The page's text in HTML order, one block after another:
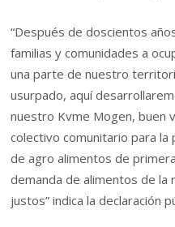
“Después de doscientos
familias y comunidades a
una parte de nuestro
usurpado, aquí
nuestro Kvme Mogen, buen
colectivo comunitario para la
de agro alimentos de
demanda de alimentos de la
justos” indica la declaración